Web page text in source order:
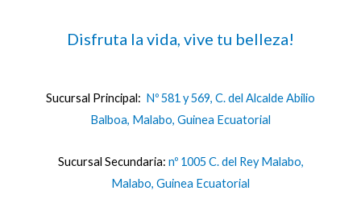
Disfruta la vida, vive tu belleza!
Sucursal Principal: Nº 581 y 569, C. del Alcalde Abilio
Balboa, Malabo, Guinea Ecuatorial
Sucursal Secundaria: nº 1005 C. del Rey Malabo,
Malabo, Guinea Ecuatorial